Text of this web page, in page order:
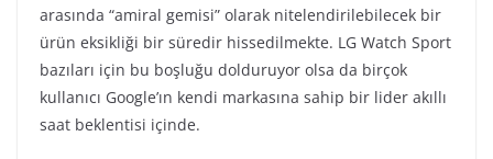
arasında “amiral gemisi” olarak nitelendirilebilecek bir
ürün eksikliği bir süredir hissedilmekte. LG Watch Sport
bazıları için bu boşluğu dolduruyor olsa da birçok
kullanıcı Google’ın kendi markasına sahip bir lider akıllı
saat beklentisi içinde.